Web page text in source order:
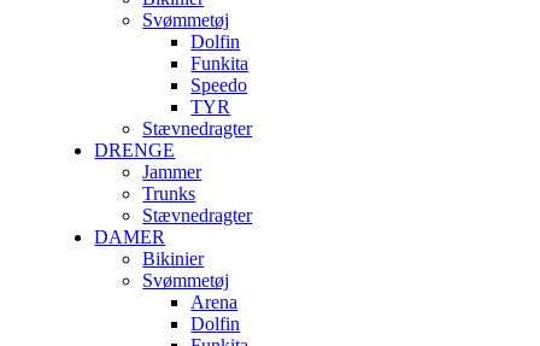
Svømmetøj
Dolfin
Funkita
Speedo
TYR
Stævnedragter
DRENGE
Jammer
Trunks
Stævnedragter
DAMER
Bikinier
Svømmetøj
Arena
Dolfin